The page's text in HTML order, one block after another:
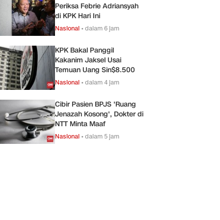
Periksa Febrie Adriansyah
di KPK Hari Ini
Nasional •dalam 6 jam
KPK Bakal Panggil
Kakanim Jaksel Usai
Temuan Uang Sin$8.500
Nasional •dalam 4 jam
Cibir Pasien BPJS 'Ruang
Jenazah Kosong', Dokter di
NTT Minta Maaf
Nasional •dalam 5 jam